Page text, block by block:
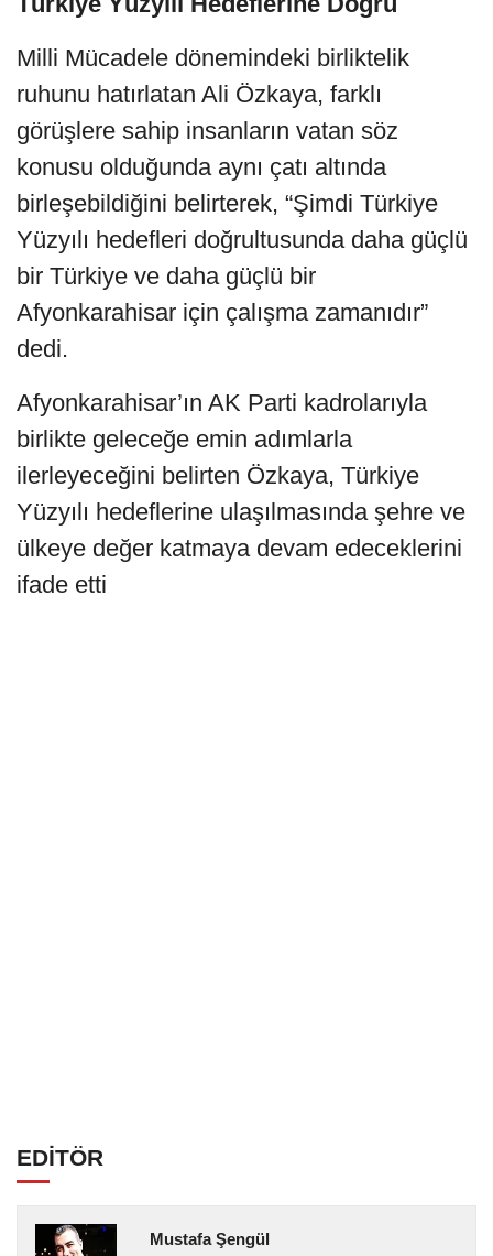
Milli Mücadele dönemindeki birliktelik
ruhunu hatırlatan Ali Özkaya, farklı
görüşlere sahip insanların vatan söz
konusu olduğunda aynı çatı altında
birleşebildiğini belirterek, “Şimdi Türkiye
Yüzyılı hedefleri doğrultusunda daha güçlü
bir Türkiye ve daha güçlü bir
Afyonkarahisar için çalışma zamanıdır”
dedi.
Afyonkarahisar’ın AK Parti kadrolarıyla
birlikte geleceğe emin adımlarla
ilerleyeceğini belirten Özkaya, Türkiye
Yüzyılı hedeflerine ulaşılmasında şehre ve
ülkeye değer katmaya devam edeceklerini
ifade etti
EDİTÖR
Mustafa Şengül